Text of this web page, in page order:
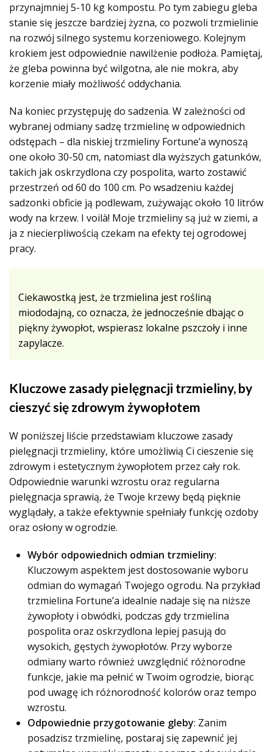
przynajmniej 5-10 kg kompostu. Po tym zabiegu gleba
stanie się jeszcze bardziej żyzna, co pozwoli trzmielinie
na rozwój silnego systemu korzeniowego. Kolejnym
krokiem jest odpowiednie nawilżenie podłoża. Pamiętaj,
że gleba powinna być wilgotna, ale nie mokra, aby
korzenie miały możliwość oddychania.
Na koniec przystępuję do sadzenia. W zależności od
wybranej odmiany sadzę trzmielinę w odpowiednich
odstępach – dla niskiej trzmieliny Fortune’a wynoszą
one około 30-50 cm, natomiast dla wyższych gatunków,
takich jak oskrzydlona czy pospolita, warto zostawić
przestrzeń od 60 do 100 cm. Po wsadzeniu każdej
sadzonki obficie ją podlewam, zużywając około 10 litrów
wody na krzew. I voilà! Moje trzmieliny są już w ziemi, a
ja z niecierpliwością czekam na efekty tej ogrodowej
pracy.
Ciekawostką jest, że trzmielina jest rośliną
miododajną, co oznacza, że jednocześnie dbając o
piękny żywopłot, wspierasz lokalne pszczoły i inne
zapylacze.
Kluczowe zasady pielęgnacji trzmieliny, by
cieszyć się zdrowym żywopłotem
W poniższej liście przedstawiam kluczowe zasady
pielęgnacji trzmieliny, które umożliwią Ci cieszenie się
zdrowym i estetycznym żywopłotem przez cały rok.
Odpowiednie warunki wzrostu oraz regularna
pielęgnacja sprawią, że Twoje krzewy będą pięknie
wyglądały, a także efektywnie spełniały funkcję ozdoby
oraz osłony w ogrodzie.
Wybór odpowiednich odmian trzmieliny:
Kluczowym aspektem jest dostosowanie wyboru
odmian do wymagań Twojego ogrodu. Na przykład
trzmielina Fortune’a idealnie nadaje się na niższe
żywopłoty i obwódki, podczas gdy trzmielina
pospolita oraz oskrzydlona lepiej pasują do
wysokich, gęstych żywopłotów. Przy wyborze
odmiany warto również uwzględnić różnorodne
funkcje, jakie ma pełnić w Twoim ogrodzie, biorąc
pod uwagę ich różnorodność kolorów oraz tempo
wzrostu.
Odpowiednie przygotowanie gleby: Zanim
posadzisz trzmielinę, postaraj się zapewnić jej